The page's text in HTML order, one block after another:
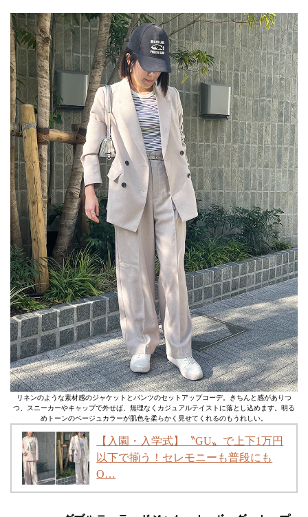
リネンのような素材感のジャケットとパンツのセットアップコーデ。きちんと感がありつ
つ、スニーカーやキャップで外せば、無理なくカジュアルテイストに落とし込めます。明る
めトーンのベージュカラーが肌色を柔らかく見せてくれるのもうれしい。
【入園・入学式】〝GU〟で上下1万円
以下で揃う！セレモニーも普段にも
O…